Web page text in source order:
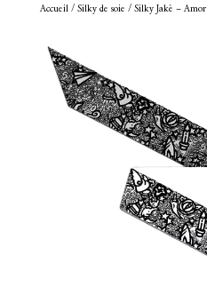
Accueil/Silky de soie / Silky Jakè – Amor